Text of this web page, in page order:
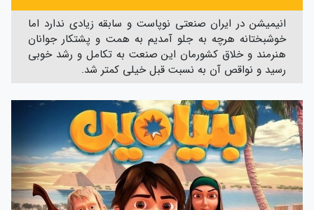
انیمیشن در ایران صنعتی نوپاست و سابقه زیادی ندارد اما
خوشبختانه هرچه به جلو آمدیم به همت و پشتکار جوانان
هنرمند و خلاق کشورمان این صنعت به تکامل و رشد خوبی
رسید و نواقص آن به نسبت قبل خیلی کمتر شد.